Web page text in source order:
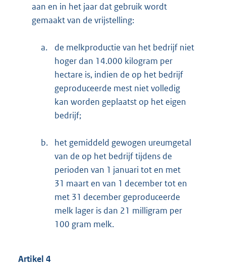
aan en in het jaar dat gebruik wordt
gemaakt van de vrijstelling:
a.
de melkproductie van het bedrijf niet
hoger dan 14.000 kilogram per
hectare is, indien de op het bedrijf
geproduceerde mest niet volledig
kan worden geplaatst op het eigen
bedrijf;
b.
het gemiddeld gewogen ureumgetal
van de op het bedrijf tijdens de
perioden van 1 januari tot en met
31 maart en van 1 december tot en
met 31 december geproduceerde
melk lager is dan 21 milligram per
100 gram melk.
Artikel 4